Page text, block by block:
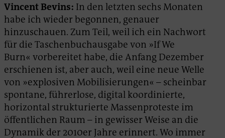
Vincent Bevins: In den letzten sechs Monaten
habe ich wieder begonnen, genauer
hinzuschauen. Zum Teil, weil ich ein Nachwort
für die Taschenbuchausgabe von »If We
Burn« vorbereitet habe, die Anfang Dezember
erschienen ist, aber auch, weil eine neue Welle
von »explosiven Mobilisierungen« – scheinbar
spontane, führerlose, digital koordinierte,
horizontal strukturierte Massenproteste im
öffentlichen Raum – in gewisser Weise an die
Dynamik der 2010er Jahre erinnert. Wo immer